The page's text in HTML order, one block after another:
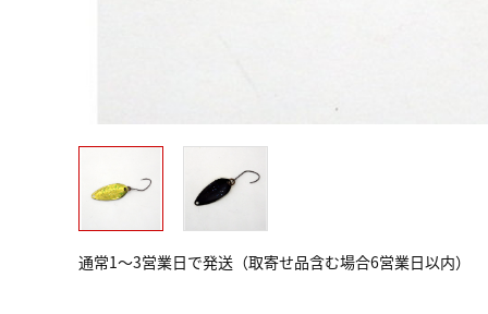
通常1～3営業日で発送（取寄せ品含む場合6営業日以内）